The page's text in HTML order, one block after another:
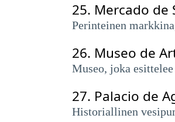
25. Mercado de
Perinteinen
26. Museo de
Museo, joka
27. Palacio de
Historiallinen